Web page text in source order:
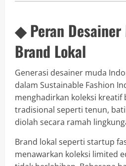
◆ Peran Desainer
Brand Lokal
Generasi desainer muda
dalam Sustainable Fashion
menghadirkan koleksi kreatif
tradisional seperti tenun,
diolah secara ramah
Brand lokal seperti startup
menawarkan koleksi limited